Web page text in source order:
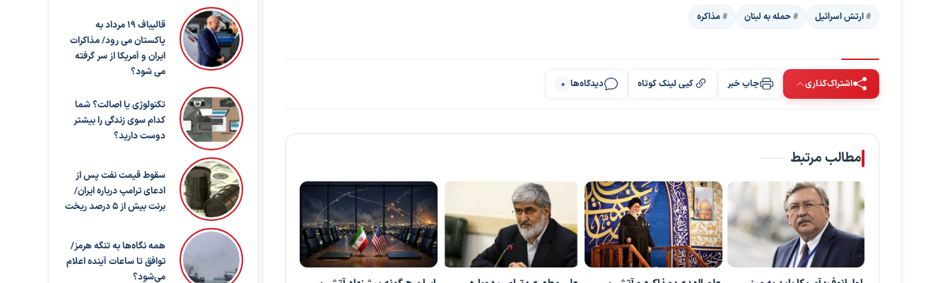
ارتش اسرائیل حمله به لبنان مذاکره
اشتراک‌گذاری چاپ خبر کپی لینک کوتاه دیدگاه‌ها 0
مطالب مرتبط
قالیباف ۱۹ مرداد به
پاکستان می رود/ مذاکرات
ایران و آمریکا از سر گرفته
می شود؟
تکنولوژی یا اصالت؟ شما
کدام سوی زندگی را بیشتر
دوست دارید؟
سقوط قیمت نفت پس از
ادعای ترامپ درباره ایران/
برنت بیش از ۵ درصد ریخت
همه نگاه‌ها به تنگه هرمز/
توافق تا ساعات آینده اعلام
می‌شود؟